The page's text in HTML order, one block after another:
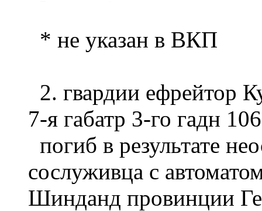
* не указан в ВКП
2. гвардии ефрейтор
7-я габатр 3-го гадн
погиб в результате
сослуживца с
Шинданд провинции